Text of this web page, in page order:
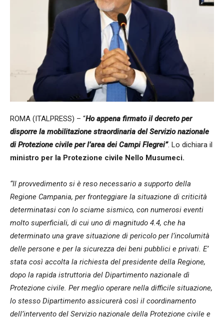
ROMA (ITALPRESS) – “Ho appena firmato il decreto per
disporre la mobilitazione straordinaria del Servizio nazionale
di Protezione civile per l’area dei Campi Flegrei”. Lo dichiara il
ministro per la Protezione civile Nello Musumeci.
“Il provvedimento si è reso necessario a supporto della
Regione Campania, per fronteggiare la situazione di criticità
determinatasi con lo sciame sismico, con numerosi eventi
molto superficiali, di cui uno di magnitudo 4.4, che ha
determinato una grave situazione di pericolo per l’incolumità
delle persone e per la sicurezza dei beni pubblici e privati. E’
stata così accolta la richiesta del presidente della Regione,
dopo la rapida istruttoria del Dipartimento nazionale dì
Protezione civile. Per meglio operare nella difficile situazione,
lo stesso Dipartimento assicurerà così il coordinamento
dell’intervento del Servizio nazionale della Protezione civile e